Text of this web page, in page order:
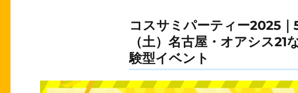
コスサミパーティー2025｜
（土）名古屋・オアシス
験型イベント